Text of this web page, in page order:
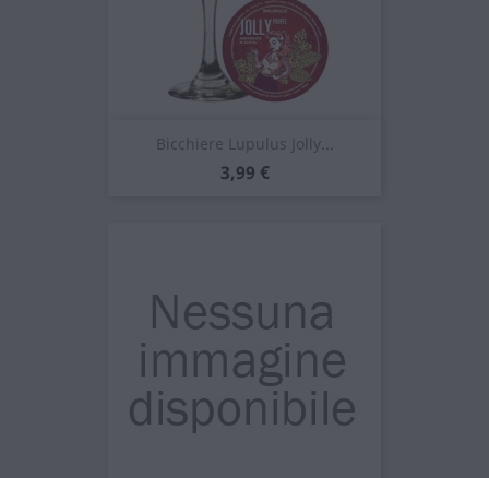
Bicchiere Lupulus Jolly...
Prezzo
3,99 €